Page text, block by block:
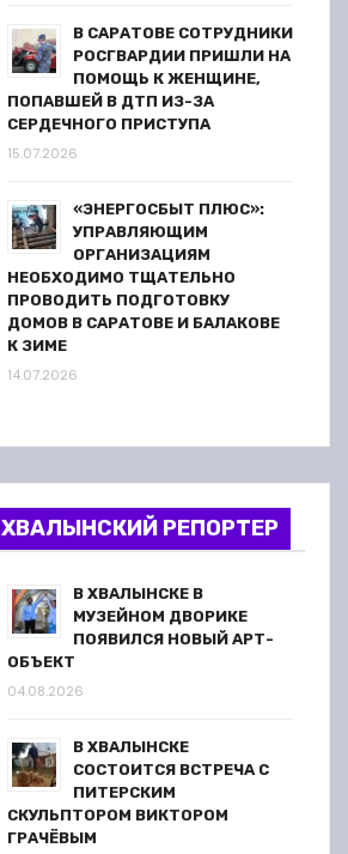
В САРАТОВЕ СОТРУДНИКИ
РОСГВАРДИИ ПРИШЛИ НА
ПОМОЩЬ К ЖЕНЩИНЕ,
ПОПАВШЕЙ В ДТП ИЗ-ЗА
СЕРДЕЧНОГО ПРИСТУПА
15.07.2026
«ЭНЕРГОСБЫТ ПЛЮС»:
УПРАВЛЯЮЩИМ
ОРГАНИЗАЦИЯМ
НЕОБХОДИМО ТЩАТЕЛЬНО
ПРОВОДИТЬ ПОДГОТОВКУ
ДОМОВ В САРАТОВЕ И БАЛАКОВЕ
К ЗИМЕ
14.07.2026
ХВАЛЫНСКИЙ РЕПОРТЕР
В ХВАЛЫНСКЕ В
МУЗЕЙНОМ ДВОРИКЕ
ПОЯВИЛСЯ НОВЫЙ АРТ-
ОБЪЕКТ
04.08.2026
В ХВАЛЫНСКЕ
СОСТОИТСЯ ВСТРЕЧА С
ПИТЕРСКИМ
СКУЛЬПТОРОМ ВИКТОРОМ
ГРАЧЁВЫМ